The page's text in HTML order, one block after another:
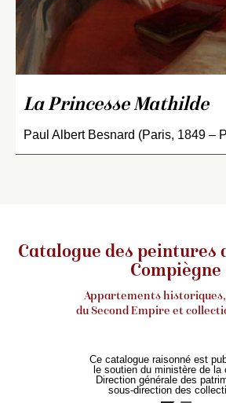
La Princesse Mathilde
Paul Albert Besnard (Paris, 1849 –
Catalogue des peintures
Compiègne
Appartements historiques,
du Second Empire et
Ce catalogue raisonné est
le soutien du ministère de la
Direction générale des
sous-direction des